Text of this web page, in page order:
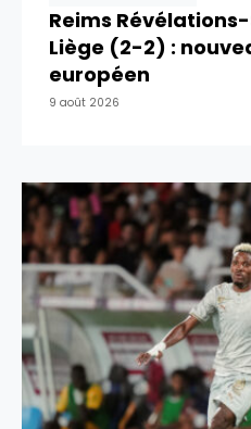
Reims
Liège (2-2) :
européen
9 août 2026